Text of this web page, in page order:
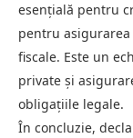
esențială pentru
pentru
fiscale. Este un
private și
obligațiile legale.
În concluzie,